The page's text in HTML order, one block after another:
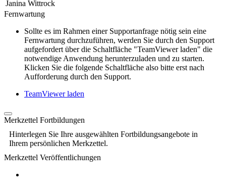
Janina Wittrock
Fernwartung
Sollte es im Rahmen einer Supportanfrage nötig sein eine
Fernwartung durchzuführen, werden Sie durch den Support
aufgefordert über die Schaltfläche "TeamViewer laden" die
notwendige Anwendung herunterzuladen und zu starten.
Klicken Sie die folgende Schaltfläche also bitte erst nach
Aufforderung durch den Support.
TeamViewer laden
Merkzettel Fortbildungen
Hinterlegen Sie Ihre ausgewählten Fortbildungsangebote in
Ihrem persönlichen Merkzettel.
Merkzettel Veröffentlichungen